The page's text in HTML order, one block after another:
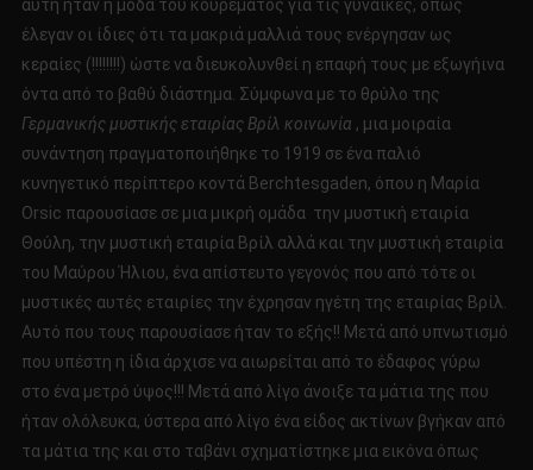
αυτή ήταν η μόδα του κουρέματος για τις γυναίκες, όπως
έλεγαν οι ίδιες ότι τα μακριά μαλλιά τους ενέργησαν ως
κεραίες (!!!!!!!!) ώστε να διευκολυνθεί η επαφή τους με εξωγήινα
όντα από το βαθύ διάστημα. Σύμφωνα με το θρύλο της
Γερμανικής μυστικής εταιρίας Βρίλ κοινωνία , μια μοιραία
συνάντηση πραγματοποιήθηκε το 1919 σε ένα παλιό
κυνηγετικό περίπτερο κοντά Berchtesgaden, όπου η Μαρία
Orsic παρουσίασε σε μια μικρή ομάδα την μυστική εταιρία
Θούλη, την μυστική εταιρία Βρίλ αλλά και την μυστική εταιρία
του Μαύρου Ήλιου, ένα απίστευτο γεγονός που από τότε οι
μυστικές αυτές εταιρίες την έχρησαν ηγέτη της εταιρίας Βρίλ.
Αυτό που τους παρουσίασε ήταν το εξής!! Μετά από υπνωτισμό
που υπέστη η ίδια άρχισε να αιωρείται από το έδαφος γύρω
στο ένα μετρό ύψος!!! Μετά από λίγο άνοιξε τα μάτια της που
ήταν ολόλευκα, ύστερα από λίγο ένα είδος ακτίνων βγήκαν από
τα μάτια της και στο ταβάνι σχηματίστηκε μια εικόνα όπως